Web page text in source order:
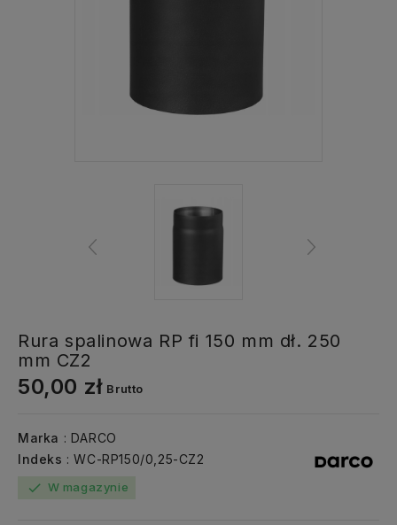
Rura spalinowa RP fi 150 mm dł. 250
mm CZ2
50,00 zł Brutto
Marka : DARCO
Indeks : WC-RP150/0,25-CZ2
check W magazynie